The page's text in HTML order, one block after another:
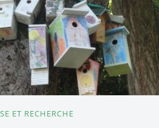
ET RECHERCHE